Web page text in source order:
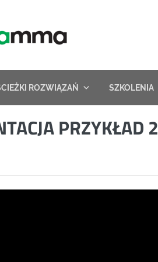
ROZWIĄZAŃ SZKOLENIA
PRZYKŁAD 2